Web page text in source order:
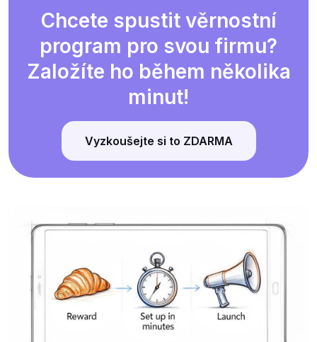
Chcete spustit věrnostní
program pro svou firmu?
Založíte ho během několika
minut!
Vyzkoušejte si to ZDARMA